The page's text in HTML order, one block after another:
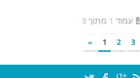
עמוד 1 מתוך 3
1 2 3
»